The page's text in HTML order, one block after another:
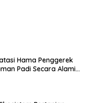
Hama Penggerek
Padi Secara Alami